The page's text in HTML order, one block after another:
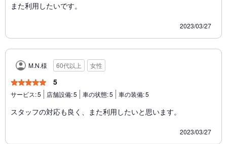
また利用したいです。
2023/03/27
M.N.様 60代以上 女性
5
サービス:5 店舗設備:5 車の状態:5 車の装備:5
スタッフの対応も良く、また利用したいと思います。
2023/03/27